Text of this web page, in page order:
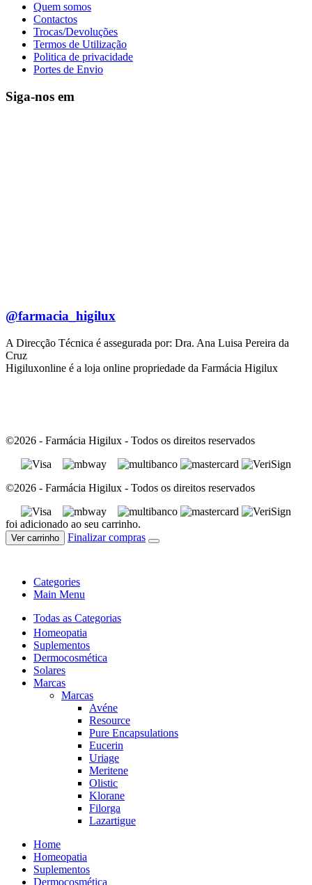
Quem somos
Contactos
Trocas/Devoluções
Termos de Utilização
Politica de privacidade
Portes de Envio
Siga-nos em
@farmacia_higilux
A Direcção Técnica é assegurada por: Dra. Ana Luisa Pereira da
Cruz
Higiluxonline é a loja online propriedade da Farmácia Higilux
©2026 - Farmácia Higilux - Todos os direitos reservados
©2026 - Farmácia Higilux - Todos os direitos reservados
foi adicionado ao seu carrinho.
Ver carrinho Finalizar compras
Categories
Main Menu
Todas as Categorias
Homeopatia
Suplementos
Dermocosmética
Solares
Marcas
Marcas
Avéne
Resource
Pure Encapsulations
Eucerin
Uriage
Meritene
Olistic
Klorane
Filorga
Lazartigue
Home
Homeopatia
Suplementos
Dermocosmética